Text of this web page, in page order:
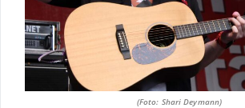
(Foto: Shari Deymann)